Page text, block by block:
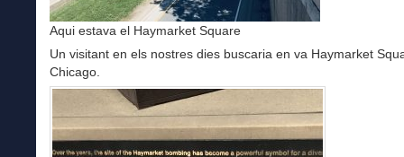
Aqui estava el Haymarket Square
Un visitant en els nostres dies buscaria en va Haymarket
Chicago.